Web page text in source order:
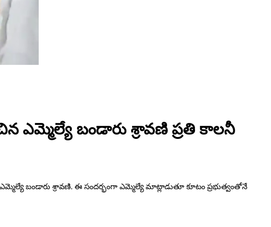
ఎమ్మెల్యే బండారు శ్రావణి ప్రతి కాలనీ
బండారు శ్రావణి. ఈ సందర్భంగా ఎమ్మెల్యే మాట్లాడుతూ కూటం ప్రభుత్వంతోనే